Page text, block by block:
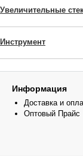
Увеличительные
Инструмент
Информация
Доставка и
Оптовый Прайс